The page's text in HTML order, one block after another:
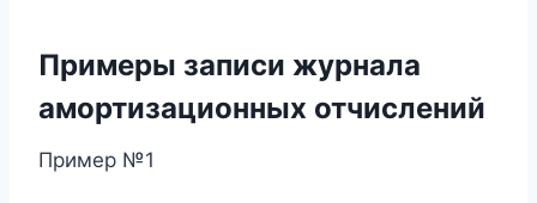
Примеры записи журнала
амортизационных отчислений
Пример №1